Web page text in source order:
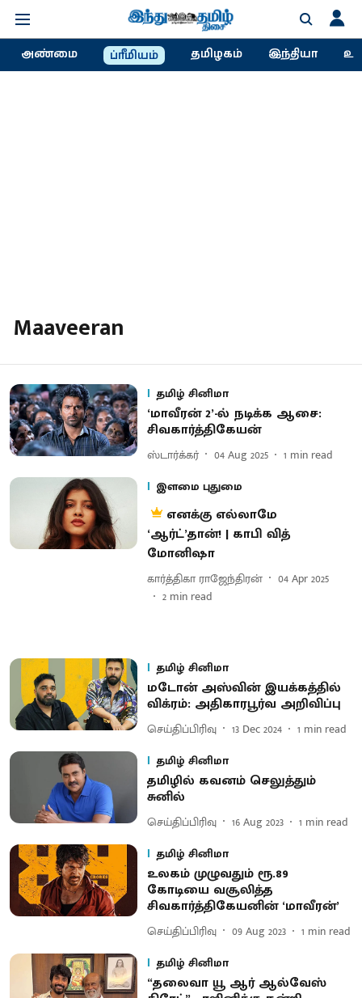
அண்மை ப்ரீமியம் தமிழகம் இந்தியா
Maaveeran
தமிழ் சினிமா
‘மாவீரன் 2’-ல் நடிக்க ஆசை:
சிவகார்த்திகேயன்
ஸ்டார்க்கர் 04 Aug 2025 1 min read
இளமை புதுமை
எனக்கு எல்லாமே
‘ஆர்ட்’தான்! | காபி வித்
மோனிஷா
கார்த்திகா ராஜேந்திரன்
04 Apr 2025
2 min read
தமிழ் சினிமா
மடோன் அஸ்வின் இயக்கத்தில்
விக்ரம்: அதிகாரபூர்வ அறிவிப்பு
செய்திப்பிரிவு 13 Dec 2024 1 min read
தமிழ் சினிமா
தமிழில் கவனம் செலுத்தும்
சுனில்
செய்திப்பிரிவு 16 Aug 2023 1 min read
தமிழ் சினிமா
உலகம் முழுவதும் ரூ.89
கோடியை வசூலித்த
சிவகார்த்திகேயனின் ‘மாவீரன்’
செய்திப்பிரிவு 09 Aug 2023 1 min read
தமிழ் சினிமா
“தலைவா யூ ஆர் ஆல்வேஸ்